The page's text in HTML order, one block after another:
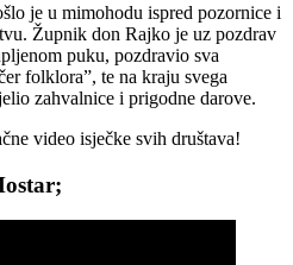
je u mimohodu ispred pozornice i
Župnik don Rajko je uz pozdrav
puku, pozdravio sva
folklora”, te na kraju svega
zahvalnice i prigodne darove.
video isječke svih društava!